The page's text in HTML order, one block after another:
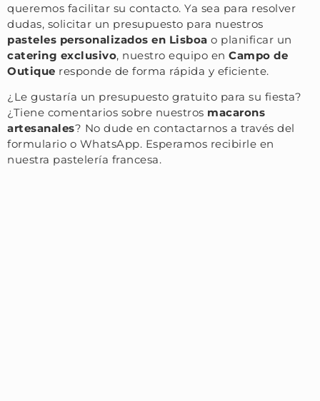
queremos facilitar su contacto. Ya sea para resolver
dudas, solicitar un presupuesto para nuestros
pasteles personalizados en Lisboa o planificar un
catering exclusivo, nuestro equipo en Campo de
Outique responde de forma rápida y eficiente.
¿Le gustaría un presupuesto gratuito para su fiesta?
¿Tiene comentarios sobre nuestros macarons
artesanales? No dude en contactarnos a través del
formulario o WhatsApp. Esperamos recibirle en
nuestra pastelería francesa.